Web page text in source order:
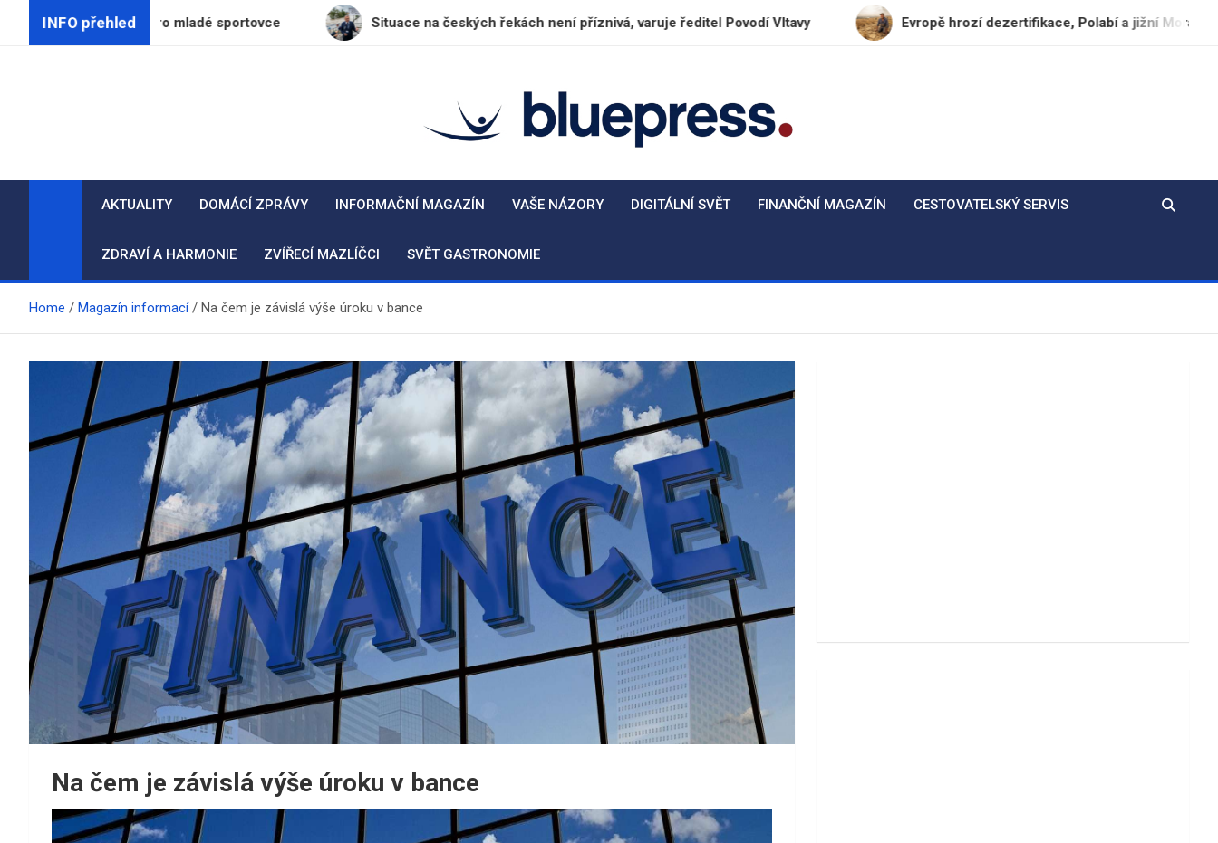
INFO přehled
pro mladé sportovce Situace na českých řekách není příznivá, varuje ředitel Povodí Vltavy Evropě hrozí dezertifikace, Polabí a jižní Morava ohroženy do
BluePress.cz
AKTUALITY DOMÁCÍ ZPRÁVY INFORMAČNÍ MAGAZÍN VAŠE NÁZORY DIGITÁLNÍ SVĚT FINANČNÍ MAGAZÍN CESTOVATELSKÝ SERVIS
ZDRAVÍ A HARMONIE ZVÍŘECÍ MAZLÍČCI SVĚT GASTRONOMIE
Home Magazín informací Na čem je závislá výše úroku v bance
Na čem je závislá výše úroku v bance